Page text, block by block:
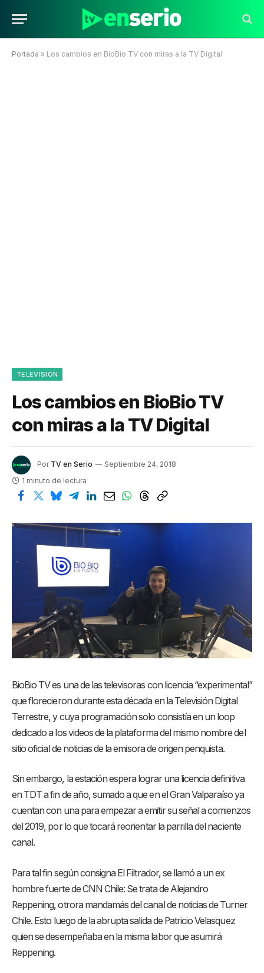
Portada » Los cambios en BioBio TV con miras a la TV Digital
TELEVISIÓN
Los cambios en BioBio TV
con miras a la TV Digital
Por TV en Serio
Septiembre 24, 2018
1 minuto de lectura
BioBio TV es una de las televisoras con licencia “experimental”
que florecieron durante esta década en la Televisión Digital
Terrestre, y cuya programación solo consistía en un loop
dedicado a los videos de la plataforma del mismo nombre del
sitio oficial de noticias de la emisora de origen penquista.
Sin embargo, la estación espera lograr una licencia definitiva
en TDT a fin de año, sumado a que en el Gran Valparaíso ya
cuentan con una para empezar a emitir su señal a comienzos
del 2019, por lo que tocará reorientar la parrilla del naciente
canal.
Para tal fin según consigna El Filtrador, se llamó a un ex
hombre fuerte de CNN Chile: Se trata de Alejandro
Reppening, otrora mandamás del canal de noticias de Turner
Chile. Esto luego de la abrupta salida de Patricio Velasquez
quien se desempeñaba en la misma labor que asumirá
Reppening.